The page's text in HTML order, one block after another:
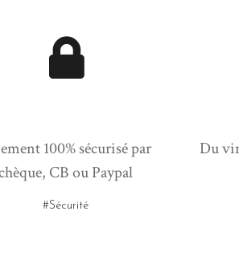
100% sécurisé par
CB ou Paypal
#Sécurité
Du